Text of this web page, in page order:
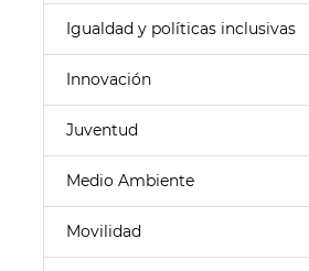
Igualdad y políticas inclusivas
Innovación
Juventud
Medio Ambiente
Movilidad